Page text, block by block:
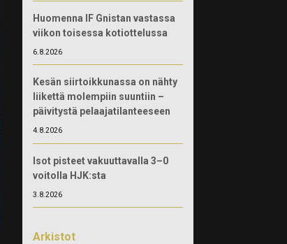
Huomenna IF Gnistan vastassa
viikon toisessa kotiottelussa
6.8.2026
Kesän siirtoikkunassa on nähty
liikettä molempiin suuntiin –
päivitystä pelaajatilanteeseen
4.8.2026
Isot pisteet vakuuttavalla 3–0
voitolla HJK:sta
3.8.2026
Arkistot